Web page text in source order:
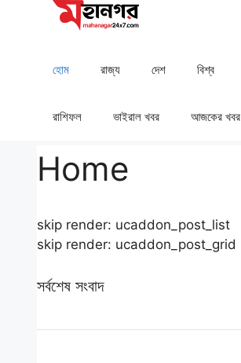
হোম রাজ্য দেশ ⁠বিশ্ব
রাশিফল ⁠⁠ভাইরাল খবর আজকের খবর
Home
skip render: ucaddon_post_list
skip render: ucaddon_post_grid
সর্বশেষ সংবাদ